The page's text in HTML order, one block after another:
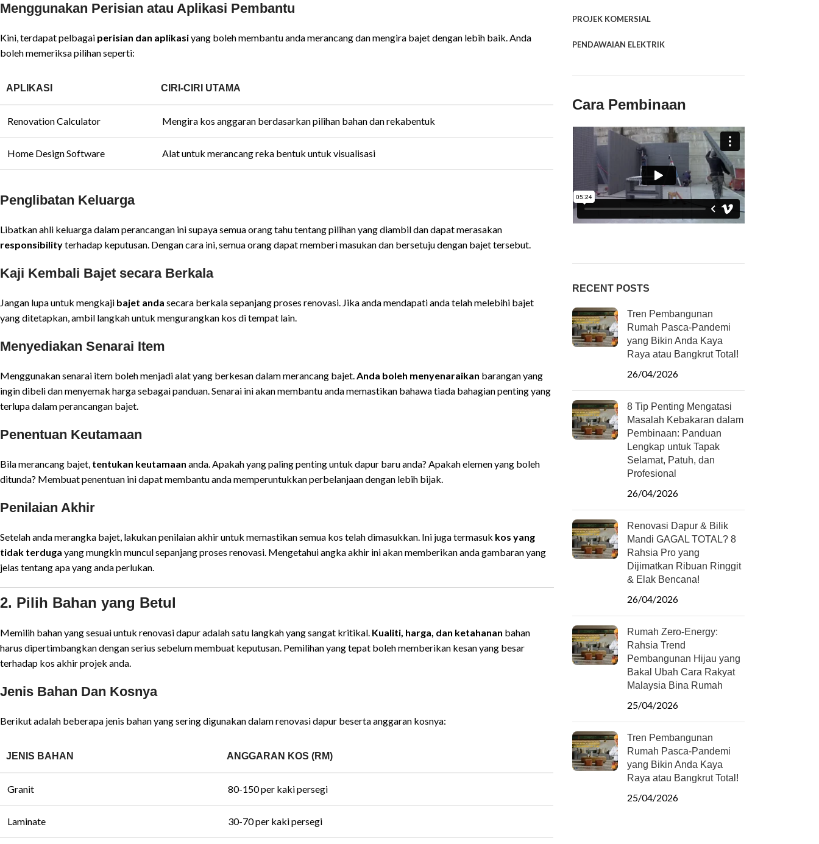
Menggunakan Perisian atau Aplikasi Pembantu
Kini, terdapat pelbagai perisian dan aplikasiyang boleh membantu anda merancang dan mengira bajet dengan lebih baik. Anda
boleh memeriksa pilihan seperti:
APLIKASI CIRI-CIRI UTAMA
Renovation Calculator Mengira kos anggaran berdasarkan pilihan bahan dan rekabentuk
Home Design Software Alat untuk merancang reka bentuk untuk visualisasi
Penglibatan Keluarga
Libatkan ahli keluarga dalam perancangan ini supaya semua orang tahu tentang pilihan yang diambil dan dapat merasakan
responsibilityterhadap keputusan. Dengan cara ini, semua orang dapat memberi masukan dan bersetuju dengan bajet tersebut.
Kaji Kembali Bajet secara Berkala
Jangan lupa untuk mengkaji bajet anda secara berkala sepanjang proses renovasi. Jika anda mendapati anda telah melebihi bajet
yang ditetapkan, ambil langkah untuk mengurangkan kos di tempat lain.
Menyediakan Senarai Item
Menggunakan senarai item boleh menjadi alat yang berkesan dalam merancang bajet.Anda boleh menyenaraikan barangan yang
ingin dibeli dan menyemak harga sebagai panduan. Senarai ini akan membantu anda memastikan bahawa tiada bahagian penting yang
terlupa dalam perancangan bajet.
Penentuan Keutamaan
Bila merancang bajet, tentukan keutamaan anda. Apakah yang paling penting untuk dapur baru anda? Apakah elemen yang boleh
ditunda? Membuat penentuan ini dapat membantu anda memperuntukkan perbelanjaan dengan lebih bijak.
Penilaian Akhir
Setelah anda merangka bajet, lakukan penilaian akhir untuk memastikan semua kos telah dimasukkan. Ini juga termasuk kos yang
tidak terduga yang mungkin muncul sepanjang proses renovasi. Mengetahui angka akhir ini akan memberikan anda gambaran yang
jelas tentang apa yang anda perlukan.
2. Pilih Bahan yang Betul
Memilih bahan yang sesuai untuk renovasi dapur adalah satu langkah yang sangat kritikal. Kualiti, harga, dan ketahanan bahan
harus dipertimbangkan dengan serius sebelum membuat keputusan. Pemilihan yang tepat boleh memberikan kesan yang besar
terhadap kos akhir projek anda.
Jenis Bahan Dan Kosnya
Berikut adalah beberapa jenis bahan yang sering digunakan dalam renovasi dapur beserta anggaran kosnya:
JENIS BAHAN ANGGARAN KOS (RM)
Granit 80-150 per kaki persegi
Laminate 30-70 per kaki persegi
PROJEK KOMERSIAL
PENDAWAIAN ELEKTRIK
Cara Pembinaan
RECENT POSTS
Tren Pembangunan
Rumah Pasca-Pandemi
yang Bikin Anda Kaya
Raya atau Bangkrut Total!
26/04/2026
8 Tip Penting Mengatasi
Masalah Kebakaran dalam
Pembinaan: Panduan
Lengkap untuk Tapak
Selamat, Patuh, dan
Profesional
26/04/2026
Renovasi Dapur & Bilik
Mandi GAGAL TOTAL? 8
Rahsia Pro yang
Dijimatkan Ribuan Ringgit
& Elak Bencana!
26/04/2026
Rumah Zero-Energy:
Rahsia Trend
Pembangunan Hijau yang
Bakal Ubah Cara Rakyat
Malaysia Bina Rumah
25/04/2026
Tren Pembangunan
Rumah Pasca-Pandemi
yang Bikin Anda Kaya
Raya atau Bangkrut Total!
25/04/2026